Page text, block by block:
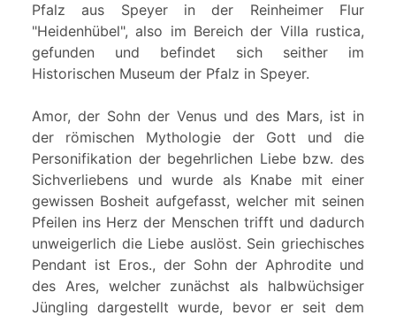
Pfalz aus Speyer in der Reinheimer Flur
"Heidenhübel", also im Bereich der Villa rustica,
gefunden und befindet sich seither im
Historischen Museum der Pfalz in Speyer.
Amor, der Sohn der Venus und des Mars, ist in
der römischen Mythologie der Gott und die
Personifikation der begehrlichen Liebe bzw. des
Sichverliebens und wurde als Knabe mit einer
gewissen Bosheit aufgefasst, welcher mit seinen
Pfeilen ins Herz der Menschen trifft und dadurch
unweigerlich die Liebe auslöst. Sein griechisches
Pendant ist Eros., der Sohn der Aphrodite und
des Ares, welcher zunächst als halbwüchsiger
Jüngling dargestellt wurde, bevor er seit dem